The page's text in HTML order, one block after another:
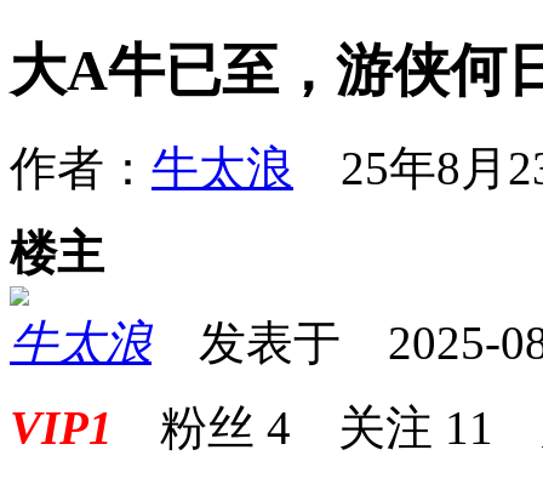
大A牛已至，游侠何
作者： 牛太浪 25年8月
楼主
牛太浪发表于 2025-
VIP1 粉丝 4 关注 11